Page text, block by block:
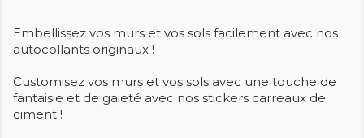
Embellissez vos murs et vos sols facilement avec nos
autocollants originaux !
Customisez vos murs et vos sols avec une touche de
fantaisie et de gaieté avec nos stickers carreaux de
ciment !